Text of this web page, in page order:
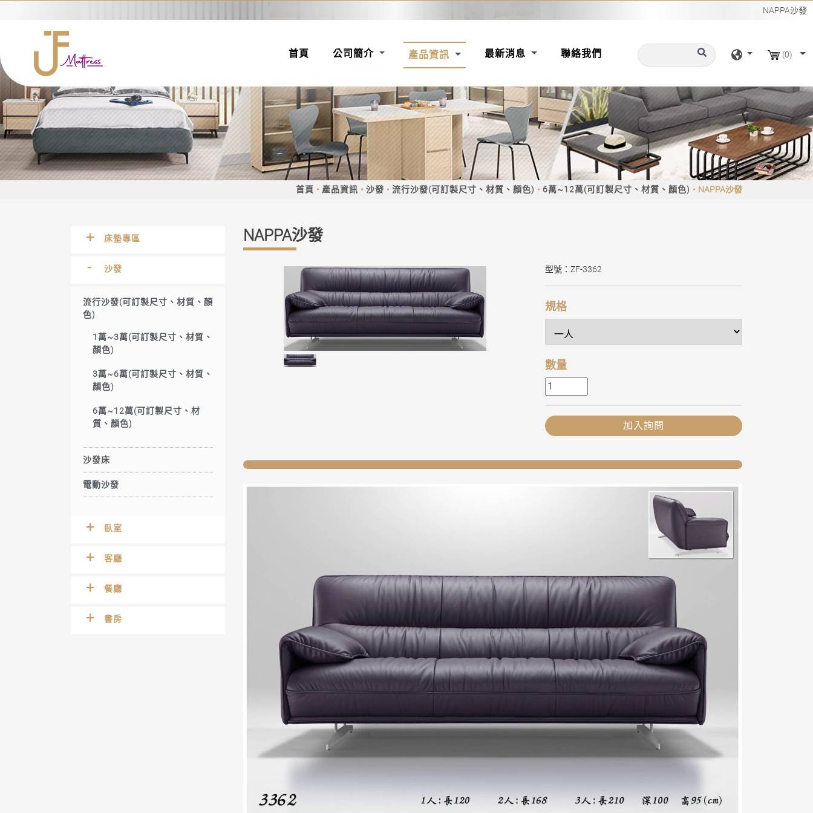
NAPPA沙發
首頁(CURRENT)
公司簡介 產品資訊 最新消息 聯絡我們 (0)
首頁 產品資訊 沙發 流行沙發(可訂製尺寸、材質、顏色) 6萬~12萬(可訂製尺寸、材質、顏色) NAPPA沙發
床墊專區
沙發
流行沙發(可訂製尺寸、材質、顏
色)
1萬~3萬(可訂製尺寸、材質、
顏色)
3萬~6萬(可訂製尺寸、材質、
顏色)
6萬~12萬(可訂製尺寸、材
質、顏色)
沙發床
電動沙發
臥室
客廳
餐廳
書房
NAPPA沙發
型號：ZF-3362
規格
數量
加入詢問